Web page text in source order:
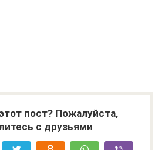
пост? Пожалуйста,
с друзьями